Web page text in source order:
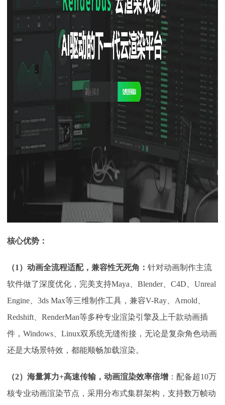
核心优势：
（1）动画全流程适配，兼容性无死角： 针对动画制作主流
软件做了深度优化，完美支持Maya、Blender、C4D、Unreal
Engine、3ds Max等三维制作工具，兼容V-Ray、Arnold、
Redshift、RenderMan等多种专业渲染引擎及上千款动画插
件，Windows、Linux双系统无缝衔接，无论是复杂角色动画
还是大场景特效，都能顺畅加载渲染。
（2）海量算力+高速传输，动画渲染效率倍增 ：配备超10万
核专业动画渲染节点，采用分布式集群架构，支持数万帧动